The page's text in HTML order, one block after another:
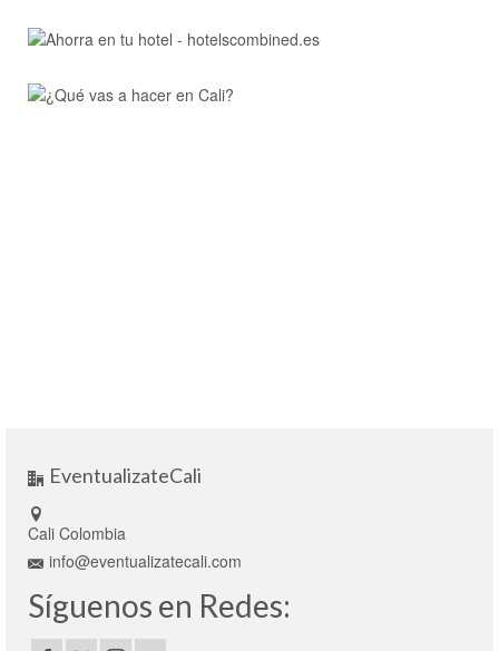
EventualizateCali
Cali Colombia
info@eventualizatecali.com
Síguenos en Redes: